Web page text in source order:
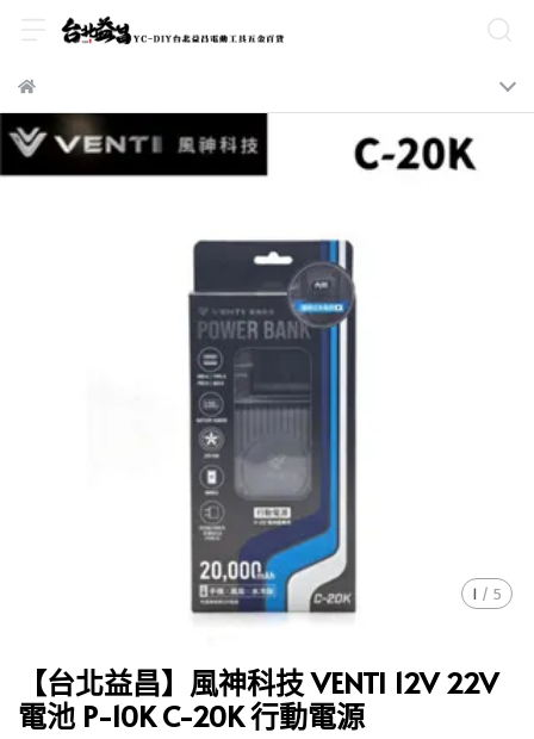
1 / 5
【台北益昌】風神科技 VENTI 12V 22V
電池 P-10K C-20K 行動電源